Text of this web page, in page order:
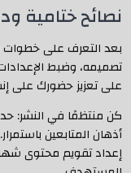
نصائح ختامية
بعد التعرف على خطوات
تصميمه، وضبط
على تعزيز حضورك على
كن منتظمًا في النشر:
أذهان المتابعين
إعداد تقويم محتوى